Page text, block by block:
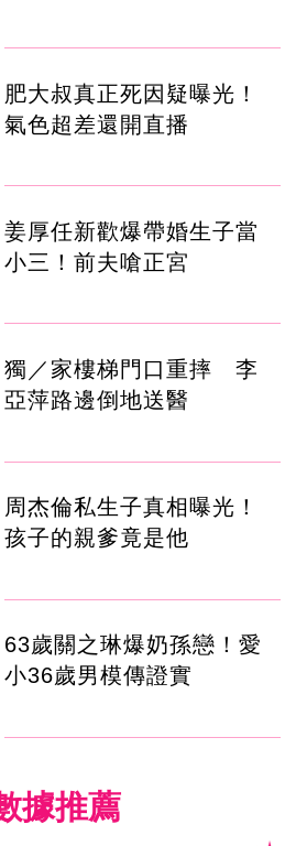
肥大叔真正死因疑曝光！
氣色超差還開直播
姜厚任新歡爆帶婚生子當
小三！前夫嗆正宮
獨／家樓梯門口重摔 李
亞萍路邊倒地送醫
周杰倫私生子真相曝光！
孩子的親爹竟是他
63歲關之琳爆奶孫戀！愛
小36歲男模傳證實
據推薦